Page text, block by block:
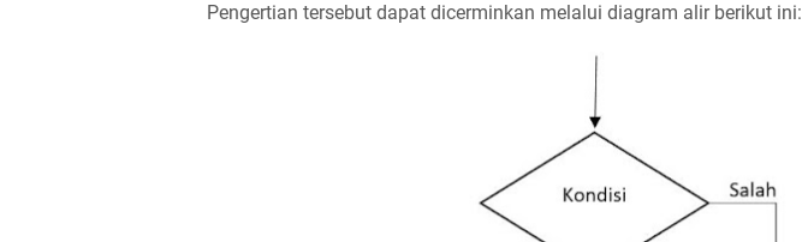
Pengertian tersebut dapat dicerminkan melalui diagram alir berikut ini: